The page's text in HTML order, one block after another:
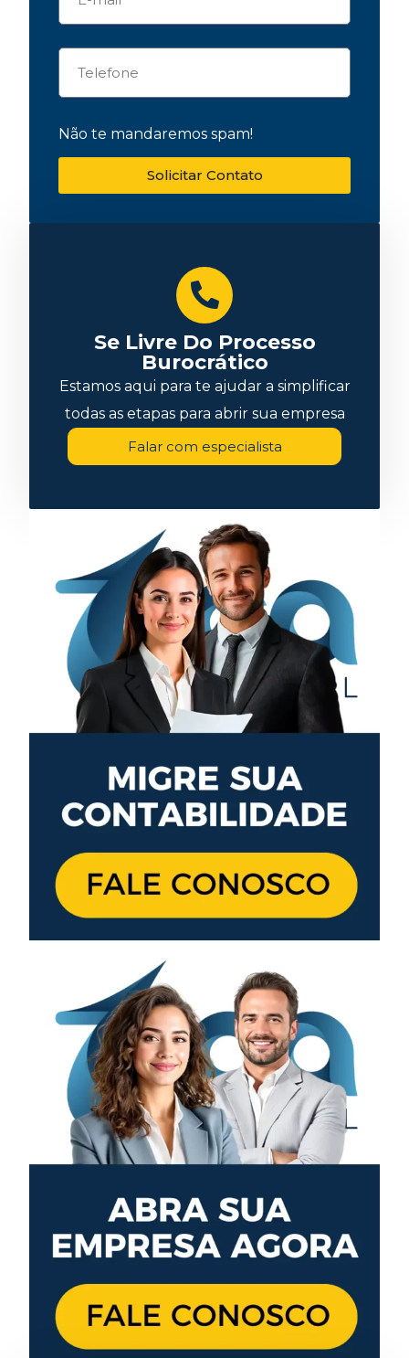
Não te mandaremos spam!
Solicitar Contato
Se Livre Do Processo
Burocrático
Estamos aqui para te ajudar a simplificar
todas as etapas para abrir sua empresa
Falar com especialista